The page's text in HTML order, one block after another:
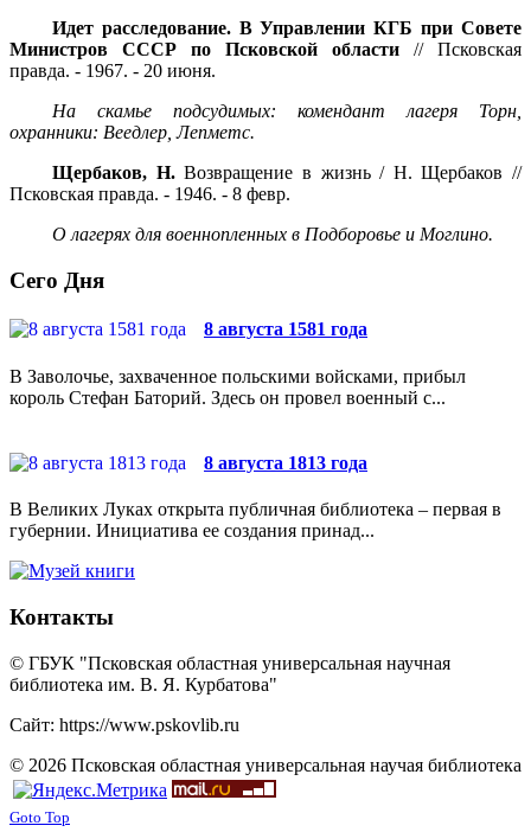
Идет расследование. В Управлении КГБ при Совете
Министров СССР по Псковской области // Псковская
правда. - 1967. - 20 июня.
На скамье подсудимых: комендант лагеря Торн,
охранники: Веедлер, Лепметс.
Щербаков, Н.Возвращение в жизнь / Н. Щербаков //
Псковская правда. - 1946. - 8 февр.
О лагерях для военнопленных в Подборовье и Моглино.
Сего Дня
8 августа 1581 года
В Заволочье, захваченное польскими войсками, прибыл
король Стефан Баторий. Здесь он провел военный с...
8 августа 1813 года
В Великих Луках открыта публичная библиотека – первая в
губернии. Инициатива ее создания принад...
Контакты
© ГБУК "Псковская областная универсальная научная
библиотека им. В. Я. Курбатова"
Сайт: https://www.pskovlib.ru
© 2026 Псковская областная универсальная научая библиотека
Goto Top